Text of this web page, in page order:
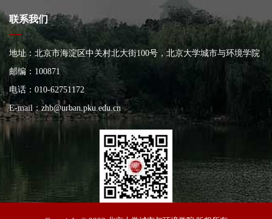
联系我们
地址：北京市海淀区中关村北大街100号，北京大学城市与环境学院
大楼
邮编：100871
电话：010-62751172
E-mail：zhb@urban.pku.edu.cn